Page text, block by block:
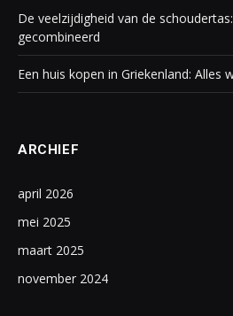
De veelzijdigheid van de
gecombineerd
Een huis kopen in Griekenland: Alles
ARCHIEF
april 2026
mei 2025
maart 2025
november 2024